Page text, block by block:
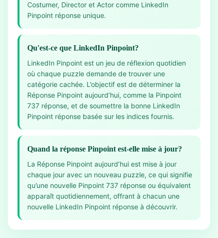
Costumer, Director et Actor comme LinkedIn
Pinpoint réponse unique.
Qu'est-ce que LinkedIn Pinpoint?
LinkedIn Pinpoint est un jeu de réflexion quotidien
où chaque puzzle demande de trouver une
catégorie cachée. L’objectif est de déterminer la
Réponse Pinpoint aujourd’hui, comme la Pinpoint
737 réponse, et de soumettre la bonne LinkedIn
Pinpoint réponse basée sur les indices fournis.
Quand la réponse Pinpoint est-elle mise à jour?
La Réponse Pinpoint aujourd’hui est mise à jour
chaque jour avec un nouveau puzzle, ce qui signifie
qu’une nouvelle Pinpoint 737 réponse ou équivalent
apparaît quotidiennement, offrant à chacun une
nouvelle LinkedIn Pinpoint réponse à découvrir.